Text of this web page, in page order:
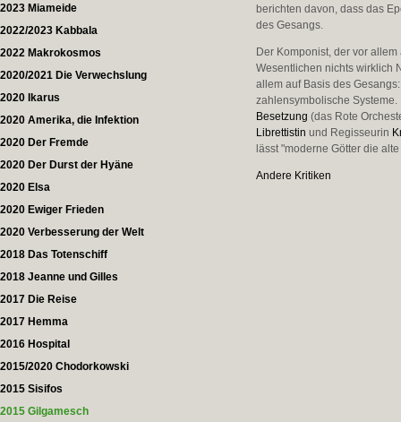
2023 Miameide
2022/2023 Kabbala
2022 Makrokosmos
2020/2021 Die Verwechslung
2020 Ikarus
2020 Amerika, die Infektion
2020 Der Fremde
2020 Der Durst der Hyäne
2020 Elsa
2020 Ewiger Frieden
2020 Verbesserung der Welt
2018 Das Totenschiff
2018 Jeanne und Gilles
2017 Die Reise
2017 Hemma
2016 Hospital
2015/2020 Chodorkowski
2015 Sisifos
2015 Gilgamesch
berichten davon, dass das
des Gesangs.
Der Komponist, der vor
Wesentlichen nichts wirklich
allem auf Basis des
zahlensymbolische
Besetzung (das Rote
Librettistin und Regisseurin
lässt "moderne Götter die
Andere Kritiken